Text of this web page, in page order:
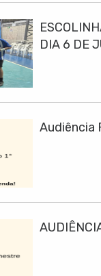
DIA 6 DE
Audiência